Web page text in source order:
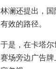
林澜还提出，
有效的路径。
于是，在卡塔
赛场旁边广告